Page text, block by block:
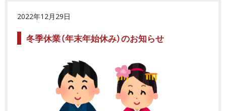
2022年12月29日
冬季休業（年末年始休み）のお知らせ